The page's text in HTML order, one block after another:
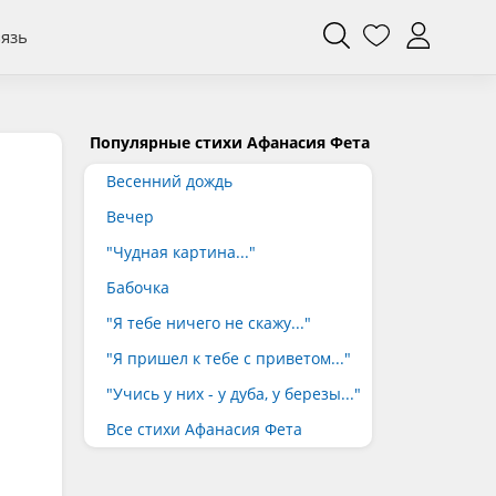
Популярные стихи Афанасия Фета
Весенний дождь
Вечер
"Чудная картина..."
Бабочка
"Я тебе ничего не скажу..."
"Я пришел к тебе с приветом..."
"Учись у них - у дуба, у березы..."
Все стихи Афанасия Фета